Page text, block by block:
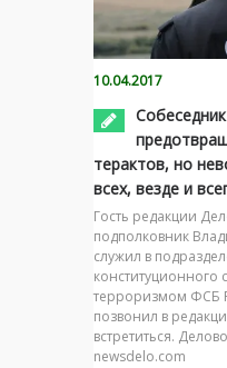
10.04.2017
терактов, но
всех, везде и
Гость редакции
подполковник
служил в
конституционного
терроризмом ФСБ
позвонил в
встретиться.
newsdelo.com